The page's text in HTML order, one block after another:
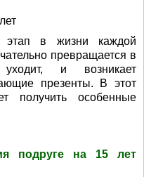
этап в жизни каждой
превращается в
и возникает
презенты. В этот
получить особенные
подруге на 15 лет